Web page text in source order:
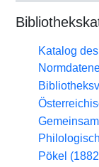
Katalog
Pökel